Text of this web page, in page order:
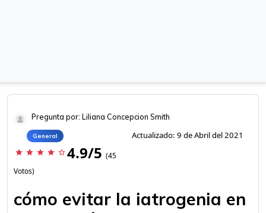
Pregunta por: Liliana Concepcion Smith
General Actualizado: 9 de Abril del 2021
star star star star star_border 4.9/5 (45
Votos)
cómo evitar la iatrogenia en